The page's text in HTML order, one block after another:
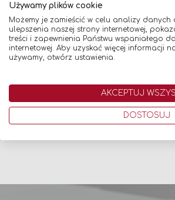
KORPUS PALNIKA TIG SR-17
SZTYWNY
Dodaj do koszyka
Używamy plików cookie
Możemy je zamieścić w celu analizy danych
ulepszenia naszej strony internetowej,
treści i zapewnienia Państwu wspaniałego
internetowej. Aby uzyskać więcej informacji
używamy, otwórz ustawienia.
AKCEPTUJ
DOSTOSUJ